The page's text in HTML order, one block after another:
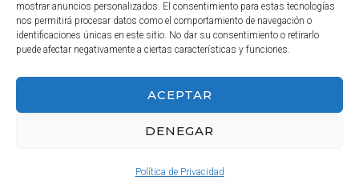
mostrar anuncios personalizados. El consentimiento para estas tecnologías
nos permitirá procesar datos como el comportamiento de navegación o
identificaciones únicas en este sitio. No dar su consentimiento o retirarlo
puede afectar negativamente a ciertas características y funciones.
ACEPTAR
DENEGAR
Política de Privacidad
INICIO
© 2026 Haga Negocios